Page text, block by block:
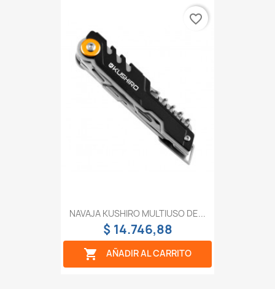
NAVAJA KUSHIRO MULTIUSO DE...
$ 14.746,88
 AÑADIR AL CARRITO
favorite_border